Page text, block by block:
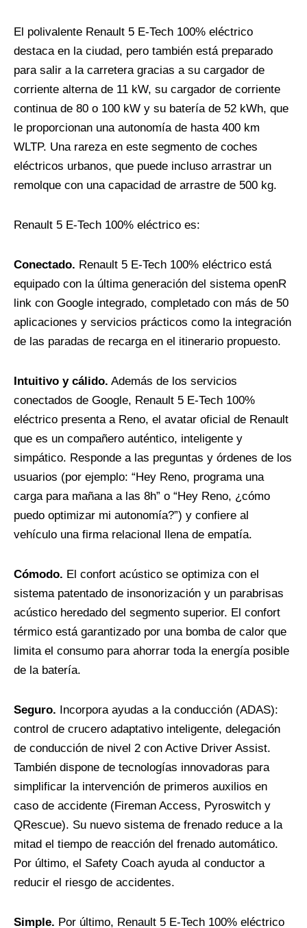
El polivalente Renault 5 E-Tech 100% eléctrico
destaca en la ciudad, pero también está preparado
para salir a la carretera gracias a su cargador de
corriente alterna de 11 kW, su cargador de corriente
continua de 80 o 100 kW y su batería de 52 kWh, que
le proporcionan una autonomía de hasta 400 km
WLTP. Una rareza en este segmento de coches
eléctricos urbanos, que puede incluso arrastrar un
remolque con una capacidad de arrastre de 500 kg.
Renault 5 E-Tech 100% eléctrico es:
Conectado. Renault 5 E-Tech 100% eléctrico está
equipado con la última generación del sistema openR
link con Google integrado, completado con más de 50
aplicaciones y servicios prácticos como la integración
de las paradas de recarga en el itinerario propuesto.
Intuitivo y cálido. Además de los servicios
conectados de Google, Renault 5 E-Tech 100%
eléctrico presenta a Reno, el avatar oficial de Renault
que es un compañero auténtico, inteligente y
simpático. Responde a las preguntas y órdenes de los
usuarios (por ejemplo: “Hey Reno, programa una
carga para mañana a las 8h” o “Hey Reno, ¿cómo
puedo optimizar mi autonomía?”) y confiere al
vehículo una firma relacional llena de empatía.
Cómodo. El confort acústico se optimiza con el
sistema patentado de insonorización y un parabrisas
acústico heredado del segmento superior. El confort
térmico está garantizado por una bomba de calor que
limita el consumo para ahorrar toda la energía posible
de la batería.
Seguro. Incorpora ayudas a la conducción (ADAS):
control de crucero adaptativo inteligente, delegación
de conducción de nivel 2 con Active Driver Assist.
También dispone de tecnologías innovadoras para
simplificar la intervención de primeros auxilios en
caso de accidente (Fireman Access, Pyroswitch y
QRescue). Su nuevo sistema de frenado reduce a la
mitad el tiempo de reacción del frenado automático.
Por último, el Safety Coach ayuda al conductor a
reducir el riesgo de accidentes.
Simple. Por último, Renault 5 E-Tech 100% eléctrico